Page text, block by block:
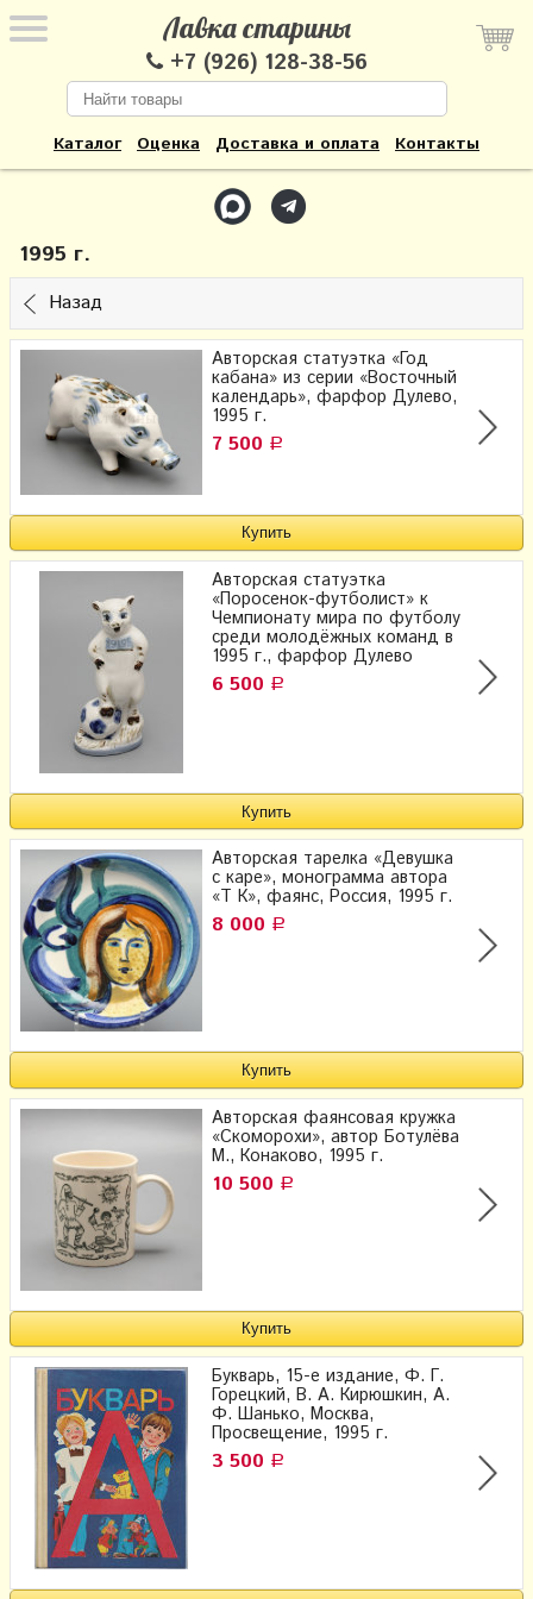
Лавка старины
+7 (926) 128-38-56
Каталог Оценка Доставка и оплата Контакты
1995 г.
Назад
Авторская статуэтка «Год
кабана» из серии «Восточный
календарь», фарфор Дулево,
1995 г.
7 500 Р
Авторская статуэтка
«Поросенок-футболист» к
Чемпионату мира по футболу
среди молодёжных команд в
1995 г., фарфор Дулево
6 500 Р
Авторская тарелка «Девушка
с каре», монограмма автора
«Т К», фаянс, Россия, 1995 г.​
8 000 Р
Авторская фаянсовая кружка
«Скоморохи», автор Ботулёва
М., Конаково, 1995 г.
10 500 Р
Букварь, 15-е издание, Ф. Г.
Горецкий, В. А. Кирюшкин, А.
Ф. Шанько, Москва,
Просвещение, 1995 г.
3 500 Р